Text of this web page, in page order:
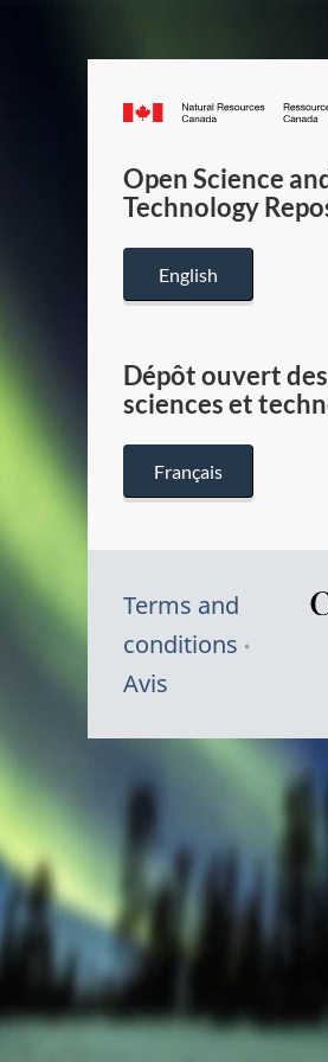
Canada.ca
Open Science
Technology
English
Dépôt ouvert des
sciences et
Français
Terms and
conditions
Avis